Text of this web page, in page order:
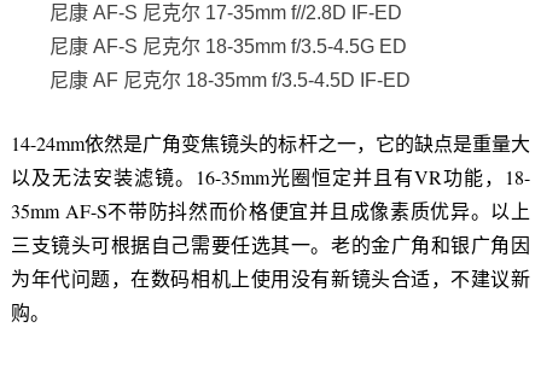
尼康 AF-S 尼克尔 17-35mm f//2.8D IF-ED
尼康 AF-S 尼克尔 18-35mm f/3.5-4.5G ED
尼康 AF 尼克尔 18-35mm f/3.5-4.5D IF-ED
14-24mm依然是广角变焦镜头的标杆之一，它的缺点是重量大
以及无法安装滤镜。16-35mm光圈恒定并且有VR功能，18-
35mm AF-S不带防抖然而价格便宜并且成像素质优异。以上
三支镜头可根据自己需要任选其一。老的金广角和银广角因
为年代问题，在数码相机上使用没有新镜头合适，不建议新
购。